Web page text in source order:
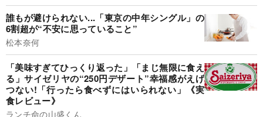
誰もが避けられない...「東京の中年シングル」の
6割超が“不安に思っていること”
松本奈何
「美味すぎてひっくり返った」「まじ無限に食え
る」サイゼリヤの“250円デザート”幸福感がえげ
つない!「行ったら食べずにはいられない」《実
食レビュー》
ランチ命の山盛くん